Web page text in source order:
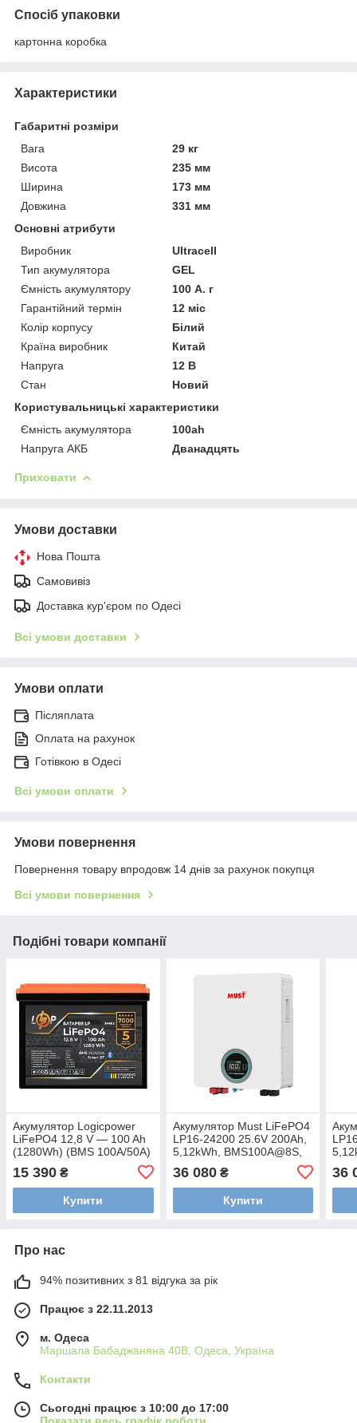
Спосіб упаковки
картонна коробка
Характеристики
Габаритні розміри
Вага
29 кг
Висота
235 мм
Ширина
173 мм
Довжина
331 мм
Основні атрибути
Виробник
Ultracell
Тип акумулятора
GEL
Ємність акумулятору
100 А. г
Гарантійний термін
12 міс
Колір корпусу
Білий
Країна виробник
Китай
Напруга
12 В
Стан
Новий
Користувальницькі характеристики
Ємність акумулятора
100ah
Напруга АКБ
Дванадцять
Приховати
Умови доставки
Нова Пошта
Самовивіз
Доставка кур'єром по Одесі
Всі умови доставки
Умови оплати
Післяплата
Оплата на рахунок
Готівкою в Одесі
Всі умови оплати
Умови повернення
Повернення товару впродовж 14 днів за рахунок покупця
Всі умови повернення
Подібні товари компанії
Акумулятор Logicpower
LiFePO4 12,8 V — 100 Ah
(1280Wh) (BMS 100A/50А)
15 390 ₴
Купити
Акумулятор Must LiFePO4
LP16-24200 25.6V 200Ah,
5,12kWh, BMS100A@8S,
36 080₴
Купити
36
Про нас
94% позитивних з 81 відгука за рік
Працює з 22.11.2013
м. Одеса
Маршала Бабаджаняна 40В, Одеса, Україна
Контакти
Сьогодні працює з 10:00 до 17:00
Показати весь графік роботи